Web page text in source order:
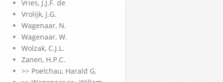
Vries, J.J.F. de
Vrolijk, J.G.
Wagenaar, N.
Wagenaar, W.
Wolzak, C.J.L.
Zanen, H.P.C.
>> Poelchau, Harald G.